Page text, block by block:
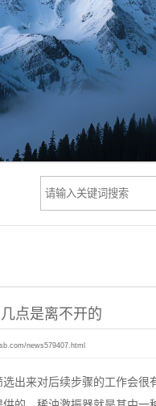
点是离不开的
news579407.html
出来对后续步骤的工作会